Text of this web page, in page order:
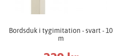
Bordsduk i tygimitation - svart - 10
m